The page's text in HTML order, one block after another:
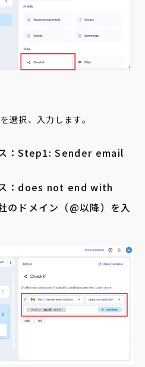
選択、入力します。
：Step1: Sender email
：does not end with
のドメイン（@以降）を入